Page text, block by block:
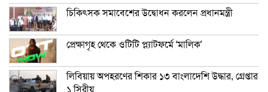
চিকিৎসক সমাবেশের উদ্বোধন করলেন প্রধানমন্ত্রী
প্রেক্ষাগৃহ থেকে ওটিটি প্ল্যাটফর্মে ‘মালিক’
লিবিয়ায় অপহরণের শিকার ১৩ বাংলাদেশি উদ্ধার, গ্রেপ্তার
১ সিরীয়